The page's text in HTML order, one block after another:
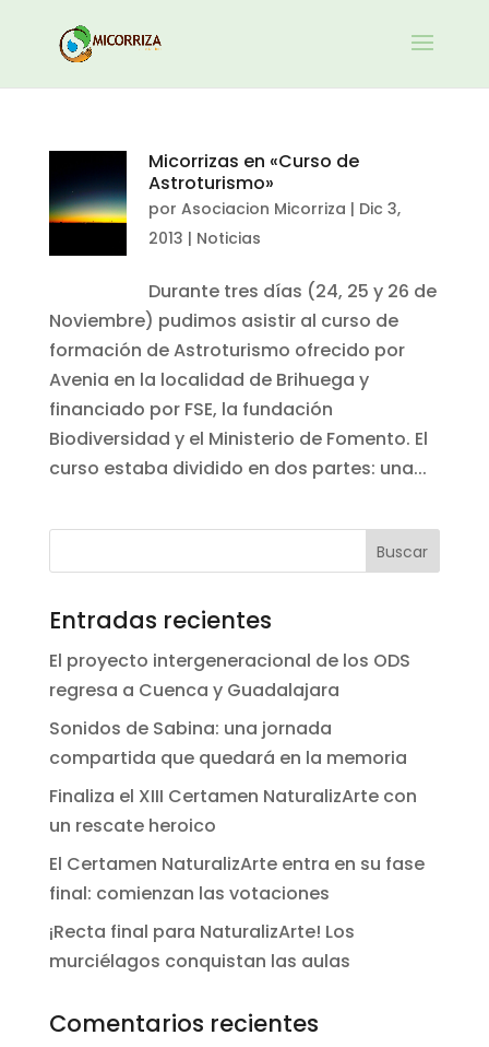
Micorrizas en «Curso de
Astroturismo»
porAsociacion Micorriza | Dic 3,
2013 | Noticias
Durante tres días (24, 25 y 26 de
Noviembre) pudimos asistir al curso de
formación de Astroturismo ofrecido por
Avenia en la localidad de Brihuega y
financiado por FSE, la fundación
Biodiversidad y el Ministerio de Fomento. El
curso estaba dividido en dos partes: una...
Entradas recientes
El proyecto intergeneracional de los ODS
regresa a Cuenca y Guadalajara
Sonidos de Sabina: una jornada
compartida que quedará en la memoria
Finaliza el XIII Certamen NaturalizArte con
un rescate heroico
El Certamen NaturalizArte entra en su fase
final: comienzan las votaciones
¡Recta final para NaturalizArte! Los
murciélagos conquistan las aulas
Comentarios recientes